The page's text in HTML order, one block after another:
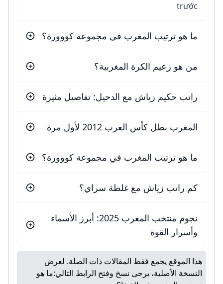
trước
ما هو ترتيب المغرب في مجموعة كووورة؟
من هو زعيم الكرة المغربية؟
راتب حكيم زياش مع الدحيل: تفاصيل مثيرة
المغرب بطل كأس العرب 2012 لأول مرة
ما هو ترتيب المغرب في مجموعة كووورة؟
كم راتب زياش مع غلطة سراي؟
نجوم منتخب المغرب 2025: أبرز الأسماء
وأسرار القوة
هذا الموقع يجمع فقط المقالات ذات الصلة. لعرض
النسخة الأصلية، يرجى نسخ وفتح الرابط التالي:ما هو